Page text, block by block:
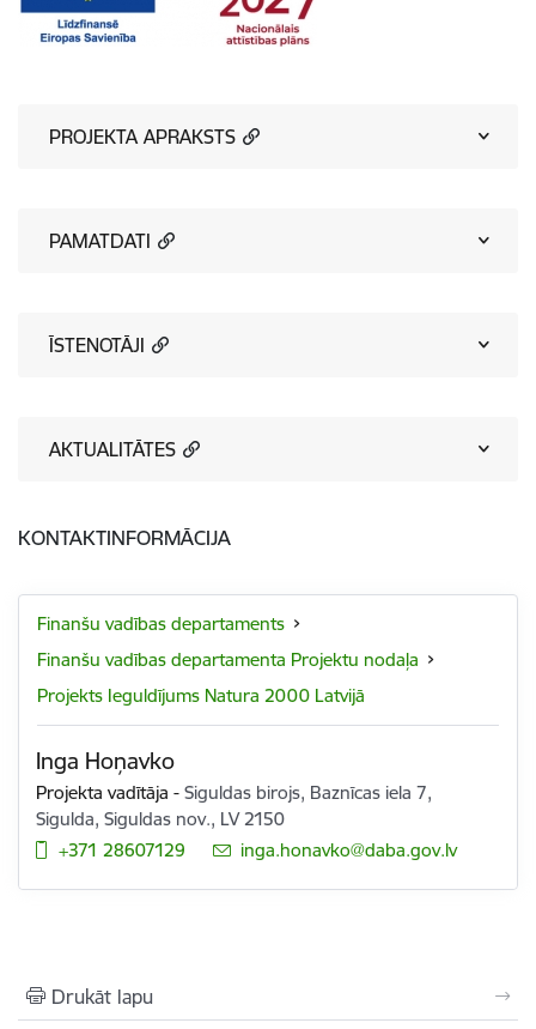
PROJEKTA APRAKSTS
PAMATDATI
ĪSTENOTĀJI
AKTUALITĀTES
KONTAKTINFORMĀCIJA
Finanšu vadības departaments
Finanšu vadības departamenta Projektu nodaļa
Projekts Ieguldījums Natura 2000 Latvijā
Inga Hoņavko
Projekta vadītāja -Siguldas birojs, Baznīcas iela 7,
Sigulda, Siguldas nov., LV 2150
+371 28607129
E-pasts:
inga.honavko@daba.gov.lv
Drukāt lapu